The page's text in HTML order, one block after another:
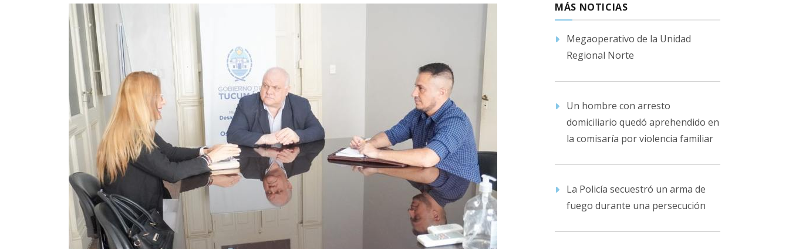
MÁS NOTICIAS
Megaoperativo de la Unidad
Regional Norte
Un hombre con arresto
domiciliario quedó aprehendido en
la comisaría por violencia familiar
La Policía secuestró un arma de
fuego durante una persecución